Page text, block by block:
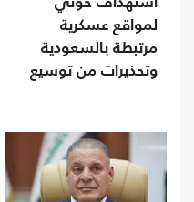
استهداف حوثي
لمواقع عسكرية
مرتبطة بالسعودية
وتحذيرات من توسيع